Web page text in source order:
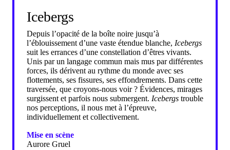
Icebergs
Depuis l’opacité de la boîte noire jusqu’à
l’éblouissement d’une vaste étendue blanche, Icebergs
suit les errances d’une constellation d’êtres vivants.
Unis par un langage commun mais mus par différentes
forces, ils dérivent au rythme du monde avec ses
flottements, ses fissures, ses effondrements. Dans cette
traversée, que croyons-nous voir ? Évidences, mirages
surgissent et parfois nous submergent. Icebergs trouble
nos perceptions, il nous met à l’épreuve,
individuellement et collectivement.
Mise en scène
Aurore Gruel